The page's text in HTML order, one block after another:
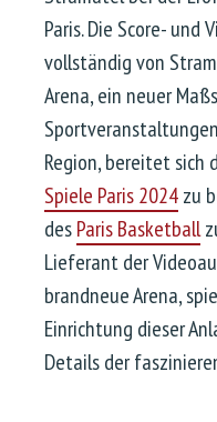
Paris. Die Score- und
vollständig von
Arena, ein neuer
Region, bereitet sich
Spiele Paris 2024zu
desParis Basketball
Lieferant der
brandneue Arena,
Einrichtung dieser
Details der